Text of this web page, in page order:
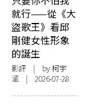
就行——從《大
盜歌王》看邱
剛健女性形象
的誕生
影評 | by 柯宇
涵 | 2026-07-28